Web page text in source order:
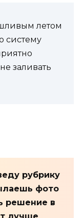
летом
систему
заливать
рубрику
фото
решение в